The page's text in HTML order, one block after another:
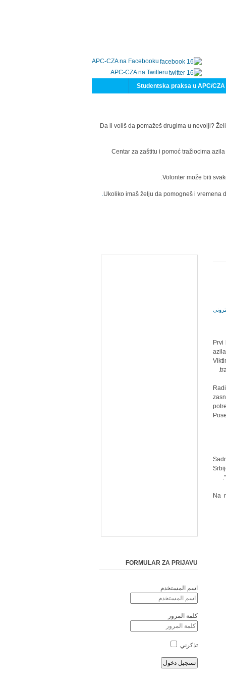
APC-CZA na Facebooku
APC-CZA na Twitteru
Studentska praksa u APC/CZA
Da li voliš da pomažeš drugima u nevolji?
Centar za zaštitu i pomoć tražiocima
Volonter može biti
Ukoliko imaš želju da pomogneš i vremena
Prvi
Na
FORMULAR ZA PRIJAVU
اسم المستخدم
كلمة المرور
تذكرني